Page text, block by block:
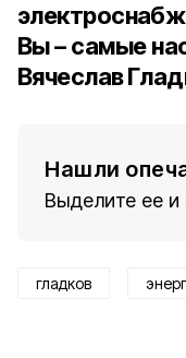
Вы – самые
Вячеслав
Нашли
Выделите ее
гладков